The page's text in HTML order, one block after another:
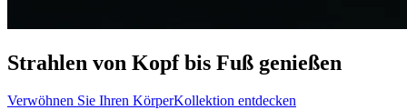
Strahlen von Kopf bis Fuß genießen
Verwöhnen Sie Ihren KörperKollektion entdecken